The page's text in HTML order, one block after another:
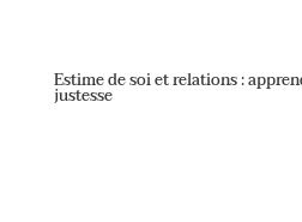
Estime de soi et relations :
justesse